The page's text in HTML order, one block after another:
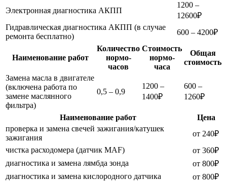
Электронная диагностика АКПП
1200 –
12600₽
Гидравлическая диагностика АКПП (в случае
ремонта бесплатно)
600 – 4200₽
Наименование работ
Количество
нормо-
часов
Стоимость
нормо-
часа
Общая
стоимость
Замена масла в двигателе
(включена работа по
замене маслянного
фильтра)
0,5 – 0,9
1200 –
1400₽
600 –
1260₽
Наименование работ
Цена
проверка и замена свечей зажигания/катушек
зажигания
от 240₽
чистка расходомера (датчик MAF)
от 360₽
диагностика и замена лямбда зонда
от 800₽
диагностика и замена кислородного датчика
от 800₽